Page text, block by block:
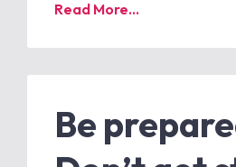
Read More...
Be